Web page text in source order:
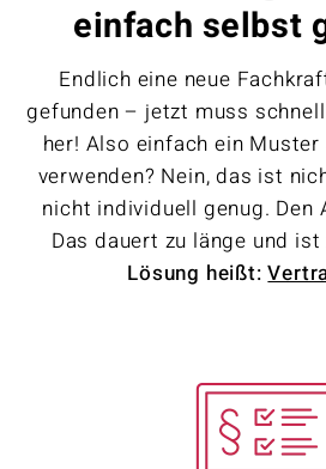
einfach selbst
Endlich eine neue
gefunden – jetzt muss
her! Also einfach ein
verwenden? Nein, das ist
nicht individuell genug. Den
Das dauert zu länge und ist
Lösung heißt: